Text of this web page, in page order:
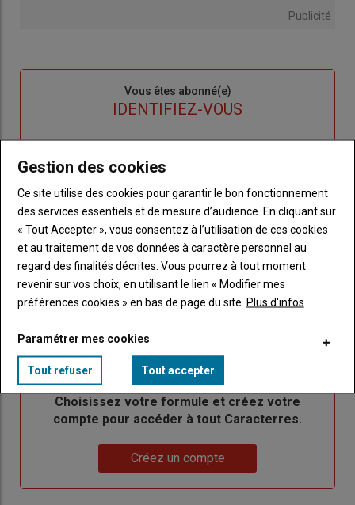
Publicité
Vous êtes abonné(e)
IDENTIFIEZ-VOUS
de votre abonnement
Lien
"Créer
un
nouveau
compte"
Créer un nouveau compte
Lien
"Réinitialiser
votre
mot
de
passe"
Réinitialiser votre mot de passe
Lien
"Je
me
connecte"
Je me connecte
Sous-
Vous n'êtes pas abonné(e)
TITRE CRÉEZ UN COMPTE
BodyChoisissez votre formule et créez votre
compte pour accéder à tout Caracterres.
Créez un compte
Gestion des cookies
Ce site utilise des cookies pour garantir le bon fonctionnement
des services essentiels et de mesure d’audience. En cliquant sur
« Tout Accepter », vous consentez à l’utilisation de ces cookies
et au traitement de vos données à caractère personnel au
regard des finalités décrites. Vous pourrez à tout moment
revenir sur vos choix, en utilisant le lien « Modifier mes
préférences cookies » en bas de page du site. Plus d'infos
Paramétrer mes cookies
Tout refuser Tout accepter